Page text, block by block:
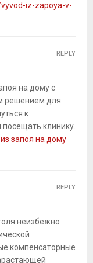
iz-zapoya-v-
на дому с
решением для
к
клинику.
запоя на дому
REPLY
неизбежно
компенсаторные
REPLY